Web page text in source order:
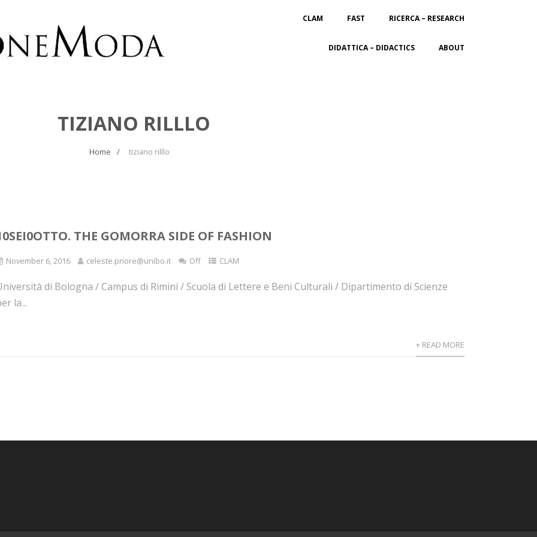
CLAM FAST RICERCA – RESEARCH
DIDATTICA – DIDACTICS ABOUT
TIZIANO RILLLO
Home tiziano rilllo
THE GOMORRA SIDE OF FASHION
November 6, 2016 celeste.priore@unibo.it Off CLAM
di Bologna / Campus di Rimini / Scuola di Lettere e Beni Culturali / Dipartimento di Scienze
la...
+ READ MORE